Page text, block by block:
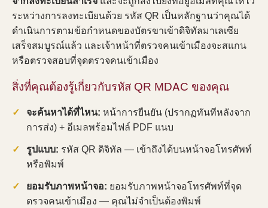
ระหว่างการลงทะเบียนด้วย รหัส QR เป็นหลักฐานว่าคุณได้
ดำเนินการตามข้อกำหนดของบัตรขาเข้าดิจิทัลมาเลเซีย
เสร็จสมบูรณ์แล้ว และเจ้าหน้าที่ตรวจคนเข้าเมืองจะสแกน
หรือตรวจสอบที่จุดตรวจคนเข้าเมือง
สิ่งที่คุณต้องรู้เกี่ยวกับรหัส QR MDAC ของคุณ
จะค้นหาได้ที่ไหน: หน้าการยืนยัน (ปรากฏทันทีหลังจาก
การส่ง) + อีเมลพร้อมไฟล์ PDF แนบ
รูปแบบ: รหัส QR ดิจิทัล — เข้าถึงได้บนหน้าจอโทรศัพท์
หรือพิมพ์
ยอมรับภาพหน้าจอ: ยอมรับภาพหน้าจอโทรศัพท์ที่จุด
ตรวจคนเข้าเมือง — คุณไม่จำเป็นต้องพิมพ์